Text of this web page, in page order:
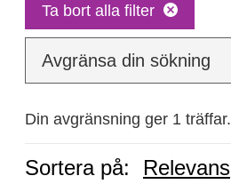
Ta bort alla filter
Avgränsa din sökning
Din avgränsning ger 1 träffar.
Sortera på: Relevans